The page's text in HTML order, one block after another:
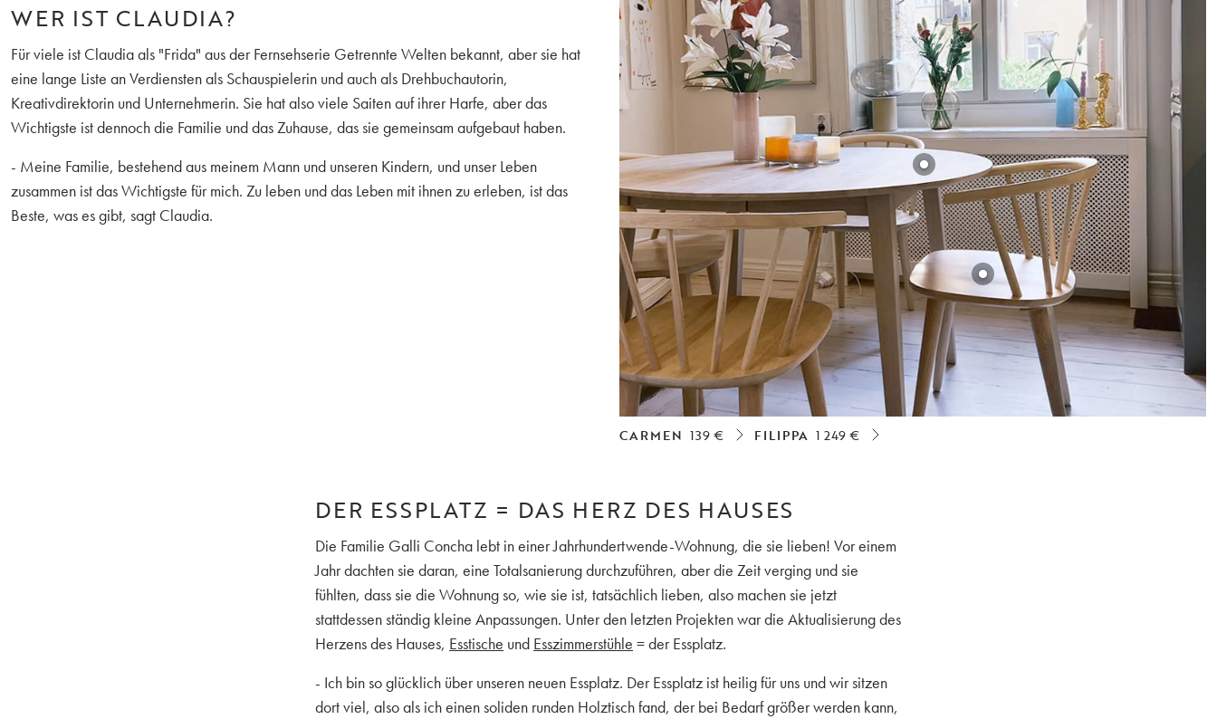
WER IST CLAUDIA?
Für viele ist Claudia als "Frida" aus der Fernsehserie Getrennte Welten bekannt, aber sie hat
eine lange Liste an Verdiensten als Schauspielerin und auch als Drehbuchautorin,
Kreativdirektorin und Unternehmerin. Sie hat also viele Saiten auf ihrer Harfe, aber das
Wichtigste ist dennoch die Familie und das Zuhause, das sie gemeinsam aufgebaut haben.
- Meine Familie, bestehend aus meinem Mann und unseren Kindern, und unser Leben
zusammen ist das Wichtigste für mich. Zu leben und das Leben mit ihnen zu erleben, ist das
Beste, was es gibt, sagt Claudia.
CARMEN 139 € FILIPPA 1 249 €
DER ESSPLATZ = DAS HERZ DES HAUSES
Die Familie Galli Concha lebt in einer Jahrhundertwende-Wohnung, die sie lieben! Vor einem
Jahr dachten sie daran, eine Totalsanierung durchzuführen, aber die Zeit verging und sie
fühlten, dass sie die Wohnung so, wie sie ist, tatsächlich lieben, also machen sie jetzt
stattdessen ständig kleine Anpassungen. Unter den letzten Projekten war die Aktualisierung des
Herzens des Hauses, Esstische und Esszimmerstühle = der Essplatz.
- Ich bin so glücklich über unseren neuen Essplatz. Der Essplatz ist heilig für uns und wir sitzen
dort viel, also als ich einen soliden runden Holztisch fand, der bei Bedarf größer werden kann,